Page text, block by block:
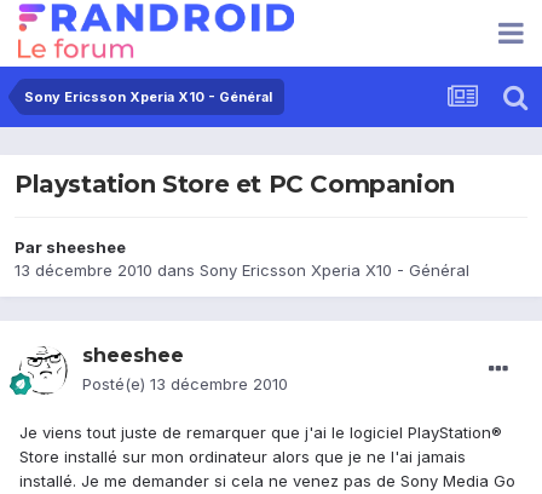
Sony Ericsson Xperia X10 - Général
Playstation Store et PC Companion
Par sheeshee
13 décembre 2010 dans Sony Ericsson Xperia X10 - Général
sheeshee
Posté(e) 13 décembre 2010
Je viens tout juste de remarquer que j'ai le logiciel PlayStation®
Store installé sur mon ordinateur alors que je ne l'ai jamais
installé. Je me demander si cela ne venez pas de Sony Media Go